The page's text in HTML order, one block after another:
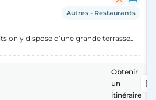
Autres - Restaurants
only dispose d’une grande terrasse
montagnes de Sintra et d’un patio
grands arbres. L’hôtel propose des
Obtenir
un
itinéraire